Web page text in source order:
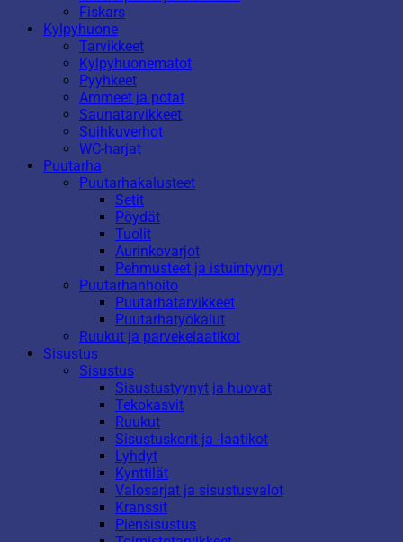
Fiskars
Kylpyhuone
Tarvikkeet
Kylpyhuonematot
Pyyhkeet
Ammeet ja potat
Saunatarvikkeet
Suihkuverhot
WC-harjat
Puutarha
Puutarhakalusteet
Setit
Pöydät
Tuolit
Aurinkovarjot
Pehmusteet ja istuintyynyt
Puutarhanhoito
Puutarhatarvikkeet
Puutarhatyökalut
Ruukut ja parvekelaatikot
Sisustus
Sisustus
Sisustustyynyt ja huovat
Tekokasvit
Ruukut
Sisustuskorit ja -laatikot
Lyhdyt
Kynttilät
Valosarjat ja sisustusvalot
Kranssit
Piensisustus